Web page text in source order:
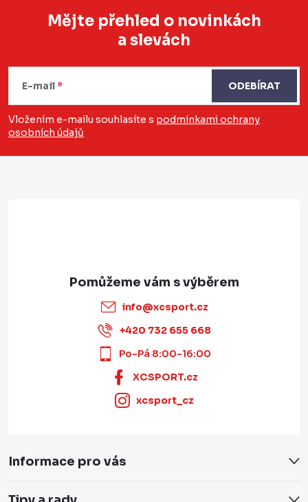
á
a
Mějte přehled o novinkách
a slevách
E-mail
Vložením e-mailu souhlasíte s podmínkami ochrany
osobních údajů
ODEBÍRAT
info@xcsport.cz
+420 732 655 668
Po-Pá 8:00-16:00
XCSPORT.cz
xcsport_cz
Informace pro vás